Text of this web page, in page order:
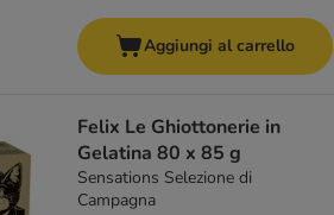
Aggiungi al carrello
Felix Le Ghiottonerie in
Gelatina 80 x 85 g
Sensations Selezione di
Campagna